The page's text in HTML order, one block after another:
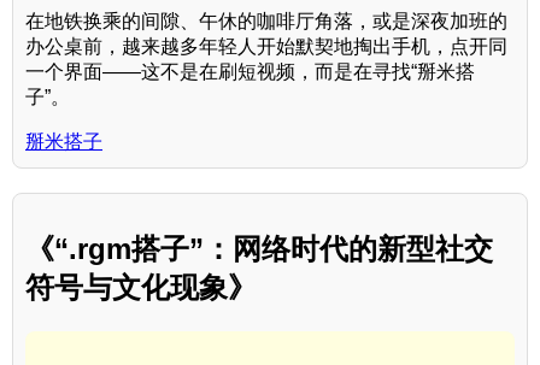
在地铁换乘的间隙、午休的咖啡厅角落，或是深夜加班的
办公桌前，越来越多年轻人开始默契地掏出手机，点开同
一个界面——这不是在刷短视频，而是在寻找“掰米搭
子”。
掰米搭子
《“.rgm搭子”：网络时代的新型社交
符号与文化现象》